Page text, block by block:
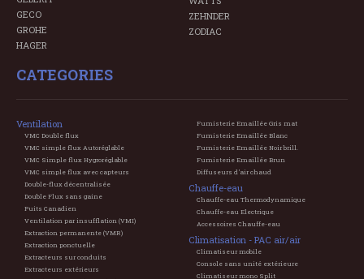
GECO
GROHE
HAGER
ZEHNDER
ZODIAC
CATEGORIES
Ventilation
VMC Double flux
VMC simple flux Autoréglable
VMC Simple flux Hygroréglable
VMC simple flux avec capteurs
Double-flux décentralisée
Double Flux sans gaine
Puits Canadien
Ventilation par insufflation (VMI)
Extraction permanente (VMR)
Extraction ponctuelle
Extracteurs sur conduits
Extracteurs extérieurs
Fumisterie Emaillée Gris mat
Fumisterie Emaillée Blanc
Fumisterie Emaillée Noir brill.
Fumisterie Emaillée Brun
Diffuseurs d'air chaud
Chauffe-eau
Chauffe-eau Thermodynamique
Chauffe-eau Electrique
Accessoires Chauffe-eau
Climatisation - PAC air/air
Climatiseur mobile
Console sans unité extérieure
Climatiseur mono Split